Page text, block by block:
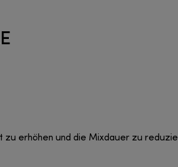
erhöhen und die Mixdauer zu